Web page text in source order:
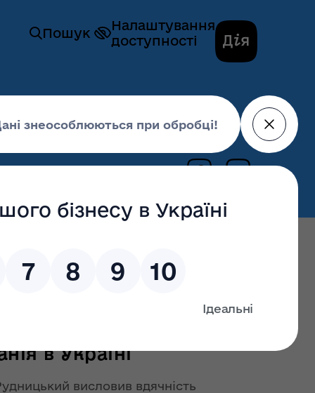
Пошук
Налаштування
доступності
в Україні
висловив вдячність